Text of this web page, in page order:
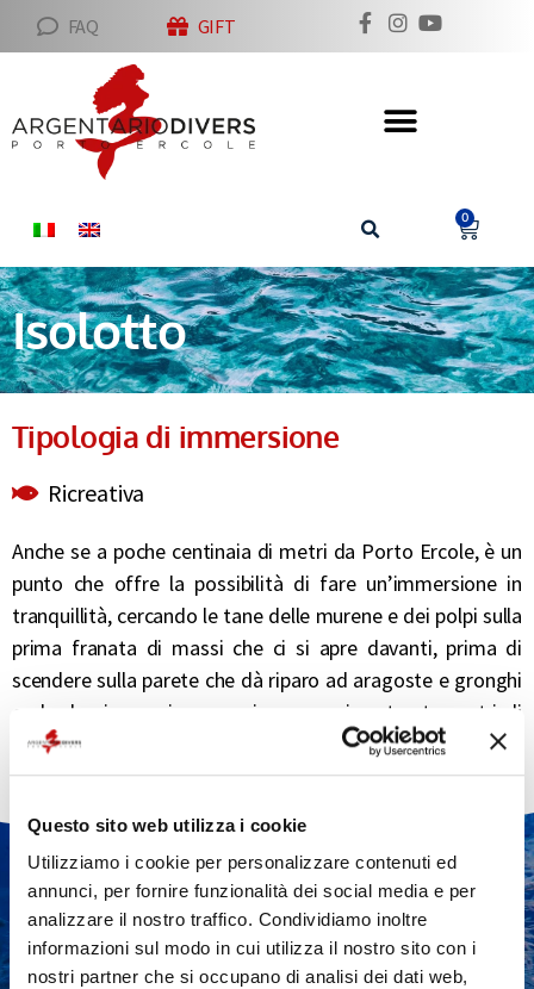
Questo sito web utilizza i cookie
Utilizziamo i cookie per personalizzare contenuti ed
annunci, per fornire funzionalità dei social media e per
analizzare il nostro traffico. Condividiamo inoltre
informazioni sul modo in cui utilizza il nostro sito con i
nostri partner che si occupano di analisi dei dati web,
FAQ GIFT
0
Isolotto
Tipologia di immersione
Ricreativa
Anche se a poche centinaia di metri da Porto Ercole, è un
punto che offre la possibilità di fare un’immersione in
tranquillità, cercando le tane delle murene e dei polpi sulla
prima franata di massi che ci si apre davanti, prima di
scendere sulla parete che dà riparo ad aragoste e gronghi
e che lascia spazio a un pianoro a circa trenta metri di
profondità intorno al quale girano grandi gruppi di pesci.
VUOI MAGGIORI
INFORMAZIONI
SULLE IMMERSIONI?